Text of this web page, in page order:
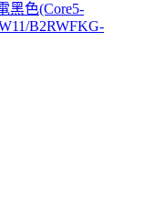
黑色(Core5-
B2RWFKG-